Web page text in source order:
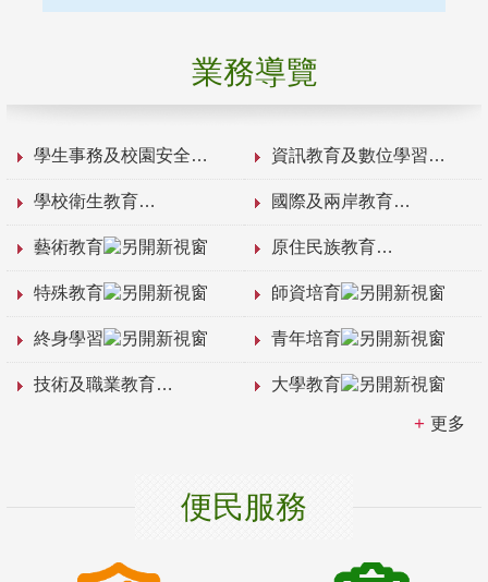
業務導覽
學生事務及校園安全 資訊教育及數位學習
學校衛生教育 國際及兩岸教育
藝術教育 原住民族教育
特殊教育 師資培育
終身學習 青年培育
技術及職業教育 大學教育
更多
便民服務